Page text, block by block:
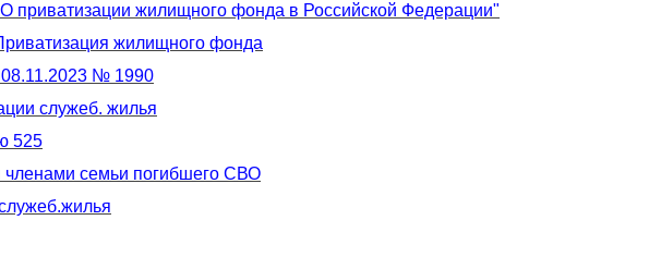
приватизации жилищного фонда в Российской Федерации"
жилищного фонда
08.11.2023 № 1990
служеб. жилья
525
семьи погибшего СВО